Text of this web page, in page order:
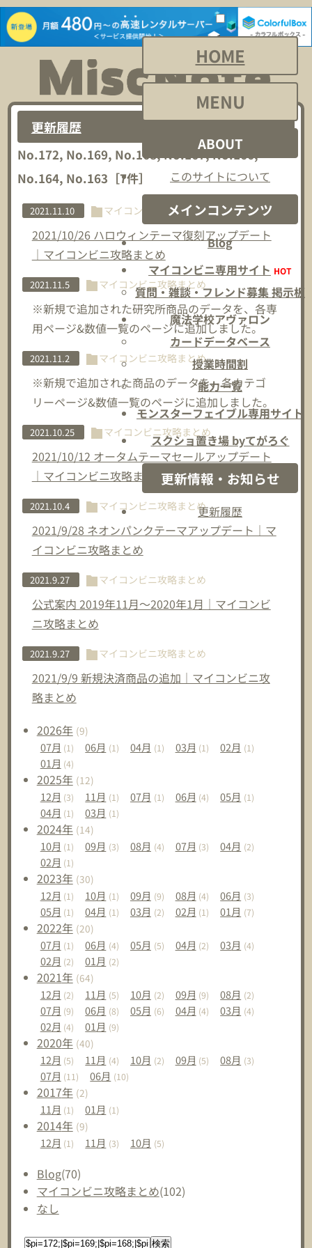
HOME
MENU
ABOUT
このサイトについて
メインコンテンツ
Blog
マイコンビニ専用サイト HOT
質問・雑談・フレンド募集 掲示板
魔法学校アヴァロン
カードデータベース
授業時間割
能力一覧
モンスターフェイブル専用サイト
スクショ置き場 byてがろぐ
更新情報・お知らせ
更新履歴
更新履歴
No.172, No.169, No.168, No.167, No.166,
No.164, No.163 ［7件］
2021.11.10 マイコンビニ攻略まとめ
2021/10/26 ハロウィンテーマ復刻アップデート
｜マイコンビニ攻略まとめ
2021.11.5 マイコンビニ攻略まとめ
※新規で追加された研究所商品のデータを、各専
用ページ&数値一覧のページに追加しました。
2021.11.2 マイコンビニ攻略まとめ
※新規で追加された商品のデータを、各カテゴ
リーページ&数値一覧のページに追加しました。
2021.10.25 マイコンビニ攻略まとめ
2021/10/12 オータムテーマセールアップデート
｜マイコンビニ攻略まとめ
2021.10.4 マイコンビニ攻略まとめ
2021/9/28 ネオンパンクテーマアップデート｜マ
イコンビニ攻略まとめ
2021.9.27 マイコンビニ攻略まとめ
公式案内 2019年11月～2020年1月｜マイコンビ
ニ攻略まとめ
2021.9.27 マイコンビニ攻略まとめ
2021/9/9 新規決済商品の追加｜マイコンビニ攻
略まとめ
2026年 (9)
07月 (1) 06月 (1) 04月 (1) 03月 (1) 02月 (1)
01月 (4)
2025年 (12)
12月 (3) 11月 (1) 07月 (1) 06月 (4) 05月 (1)
04月 (1) 03月 (1)
2024年 (14)
10月 (1) 09月 (3) 08月 (4) 07月 (3) 04月 (2)
02月 (1)
2023年 (30)
12月 (1) 10月 (1) 09月 (9) 08月 (4) 06月 (3)
05月 (1) 04月 (1) 03月 (2) 02月 (1) 01月 (7)
2022年 (20)
07月 (1) 06月 (4) 05月 (5) 04月 (2) 03月 (4)
02月 (2) 01月 (2)
2021年 (64)
12月 (2) 11月 (5) 10月 (2) 09月 (9) 08月 (2)
07月 (9) 06月 (8) 05月 (6) 04月 (4) 03月 (4)
02月 (4) 01月 (9)
2020年 (40)
12月 (5) 11月 (4) 10月 (2) 09月 (5) 08月 (3)
07月 (11) 06月 (10)
2017年 (2)
11月 (1) 01月 (1)
2014年 (9)
12月 (1) 11月 (3) 10月 (5)
Blog(70)
マイコンビニ攻略まとめ(102)
なし